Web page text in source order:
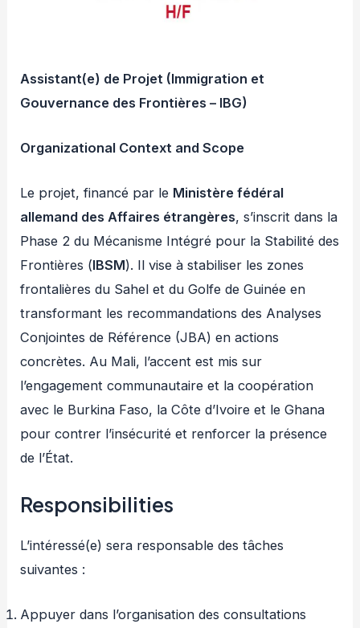
Assistant(e) de Projet (Immigration et
Gouvernance des Frontières – IBG)
Organizational Context and Scope
Le projet, financé par le Ministère fédéral
allemand des Affaires étrangères, s’inscrit dans la
Phase 2 du Mécanisme Intégré pour la Stabilité des
Frontières (IBSM). Il vise à stabiliser les zones
frontalières du Sahel et du Golfe de Guinée en
transformant les recommandations des Analyses
Conjointes de Référence (JBA) en actions
concrètes. Au Mali, l’accent est mis sur
l’engagement communautaire et la coopération
avec le Burkina Faso, la Côte d’Ivoire et le Ghana
pour contrer l’insécurité et renforcer la présence
de l’État.
Responsibilities
L’intéressé(e) sera responsable des tâches
suivantes :
Appuyer dans l’organisation des consultations